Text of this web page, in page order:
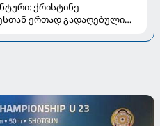
ქრისტინე
ერთად გადაღებული